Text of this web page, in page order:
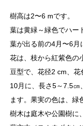
樹高は2〜6 mです。
葉は黄緑～緑色でハー
葉が出る前の4月〜6月
花は、枝から紅紫色の
豆型で、花径2 cm、花
10月に、長さ5～7.5㎝
ます。果実の色は、緑
樹木は庭木や公園樹に